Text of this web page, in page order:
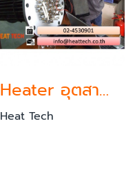
Heater อุตสาหกรรม
Heat Tech